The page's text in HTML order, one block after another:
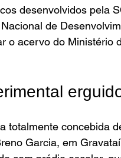
desenvolvidos pela
de
o acervo do Ministério
totalmente concebida
Garcia, em